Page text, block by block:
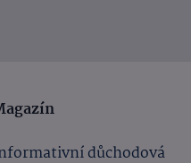
důchodová